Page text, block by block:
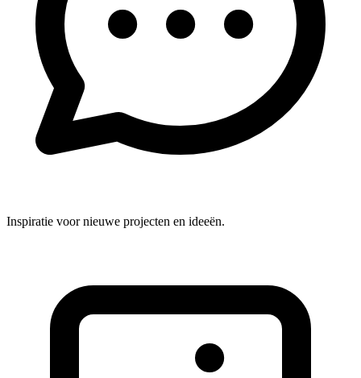
Inspiratie voor nieuwe projecten en ideeën.